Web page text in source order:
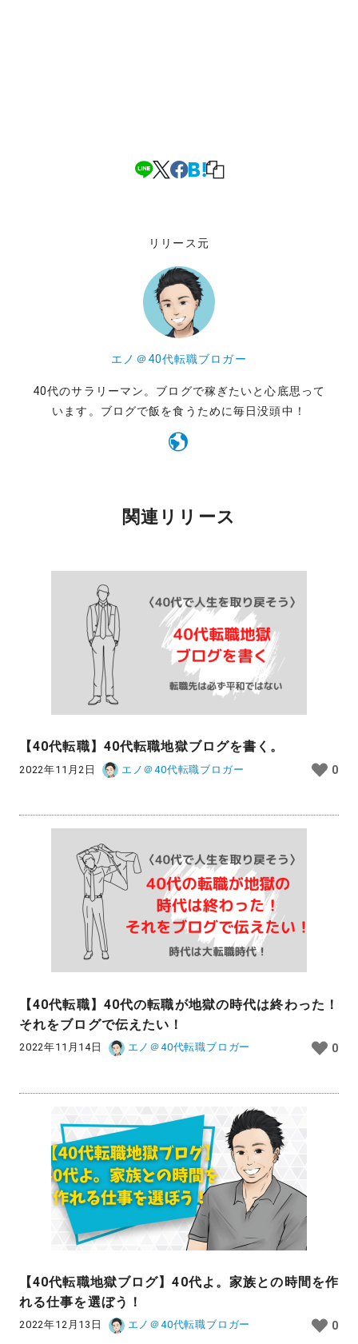
リリース元
エノ＠40代転職ブロガー
40代のサラリーマン。ブログで稼ぎたいと心底思って
います。ブログで飯を食うために毎日没頭中！
関連リリース
【40代転職】40代転職地獄ブログを書く。
2022年11月2日 エノ＠40代転職ブロガー 0
【40代転職】40代の転職が地獄の時代は終わった！
それをブログで伝えたい！
2022年11月14日 エノ＠40代転職ブロガー 0
【40代転職地獄ブログ】40代よ。家族との時間を作
れる仕事を選ぼう！
2022年12月13日 エノ＠40代転職ブロガー 0